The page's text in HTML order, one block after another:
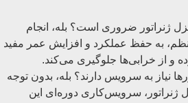
ژنراتور ضروری است؟ بله، انجام
به حفظ عملکرد و افزایش عمر مفید
و از خرابی‌ها جلوگیری می‌کند.
نیاز به سرویس دارند؟ بله، بدون توجه
ژنراتور، سرویس‌کاری دوره‌ای این